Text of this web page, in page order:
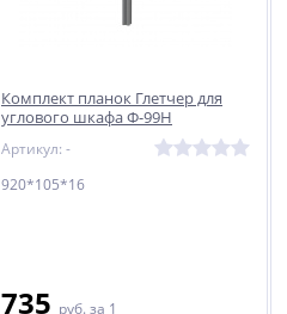
Комплект планок Глетчер для
углового шкафа Ф-99Н
920*105*16 Маренго Силк
Артикул: -
920*105*16
735 руб. за 1